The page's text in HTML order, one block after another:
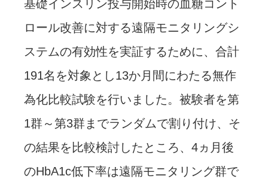
基礎インスリン投与開始時の血糖コント
ロール改善に対する遠隔モニタリングシ
ステムの有効性を実証するために、合計
191名を対象とし13か月間にわたる無作
為化比較試験を行いました。被験者を第
1群～第3群までランダムで割り付け、そ
の結果を比較検討したところ、4ヵ月後
のHbA1c低下率は遠隔モニタリング群で